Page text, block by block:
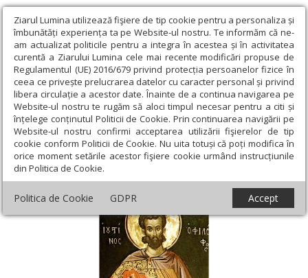
Ziarul Lumina utilizează fişiere de tip cookie pentru a personaliza și
îmbunătăți experiența ta pe Website-ul nostru. Te informăm că ne-
am actualizat politicile pentru a integra în acestea și în activitatea
curentă a Ziarului Lumina cele mai recente modificări propuse de
Regulamentul (UE) 2016/679 privind protecția persoanelor fizice în
ceea ce privește prelucrarea datelor cu caracter personal și privind
libera circulație a acestor date. Înainte de a continua navigarea pe
Website-ul nostru te rugăm să aloci timpul necesar pentru a citi și
înțelege conținutul Politicii de Cookie. Prin continuarea navigării pe
Website-ul nostru confirmi acceptarea utilizării fişierelor de tip
cookie conform Politicii de Cookie. Nu uita totuși că poți modifica în
orice moment setările acestor fişiere cookie urmând instrucțiunile
din Politica de Cookie.
Politica de Cookie GDPR Accept
Ziarul Lumina › Teologie și spiritualitate › Sinaxar › Sf. Iustin
Martirul şi Filosoful şi cei împreună cu el
Sf. Iustin Martirul şi Filosoful şi cei
împreună cu el